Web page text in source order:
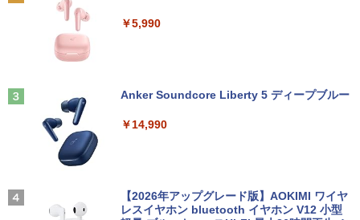
￥5,990
Anker Soundcore Liberty 5 ディープブルー
￥14,990
【2026年アップグレード版】AOKIMI ワイヤ
レスイヤホン bluetooth イヤホン V12 小型